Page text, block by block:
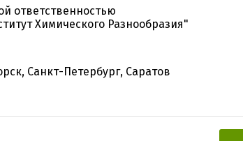
ответственностью
Химического Разнообразия"
Санкт-Петербург, Саратов